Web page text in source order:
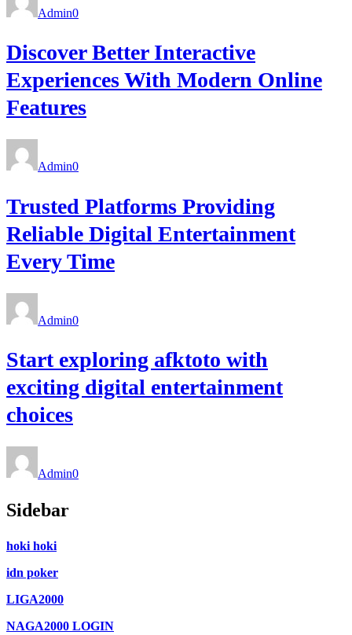
Admin0
Discover Better Interactive
Experiences With Modern Online
Features
Admin0
Trusted Platforms Providing
Reliable Digital Entertainment
Every Time
Admin0
Start exploring afktoto with
exciting digital entertainment
choices
Admin0
Sidebar
hoki hoki
idn poker
LIGA2000
NAGA2000 LOGIN